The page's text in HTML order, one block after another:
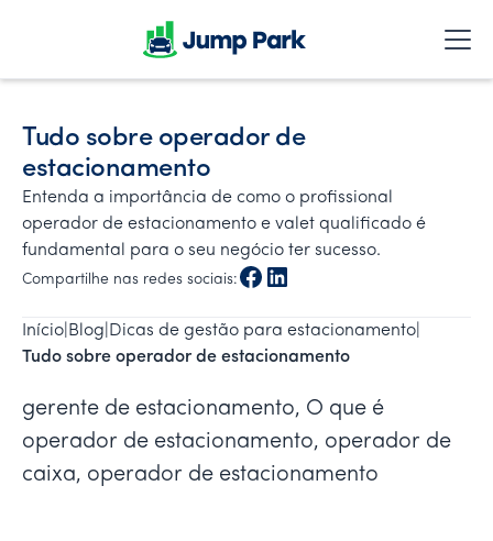
Tudo sobre operador de
estacionamento
Entenda a importância de como o profissional
operador de estacionamento e valet qualificado é
fundamental para o seu negócio ter sucesso.
Compartilhe nas redes sociais:
Início Blog Dicas de gestão para estacionamento
Tudo sobre operador de estacionamento
gerente de estacionamento, O que é
operador de estacionamento, operador de
caixa, operador de estacionamento